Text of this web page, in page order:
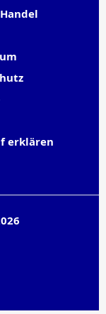
erklären